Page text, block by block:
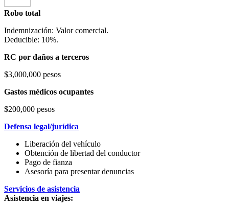
Robo total
Indemnización: Valor comercial.
Deducible: 10%.
RC por daños a terceros
$3,000,000 pesos
Gastos médicos ocupantes
$200,000 pesos
Defensa legal/jurídica
Liberación del vehículo
Obtención de libertad del conductor
Pago de fianza
Asesoría para presentar denuncias
Servicios de asistencia
Asistencia en viajes: